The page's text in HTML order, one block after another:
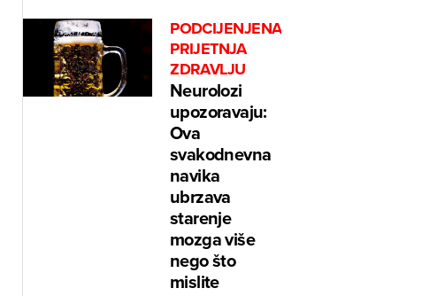
PODCIJENJENA
PRIJETNJA
ZDRAVLJU
Neurolozi
upozoravaju:
Ova
svakodnevna
navika
ubrzava
starenje
mozga više
nego što
mislite